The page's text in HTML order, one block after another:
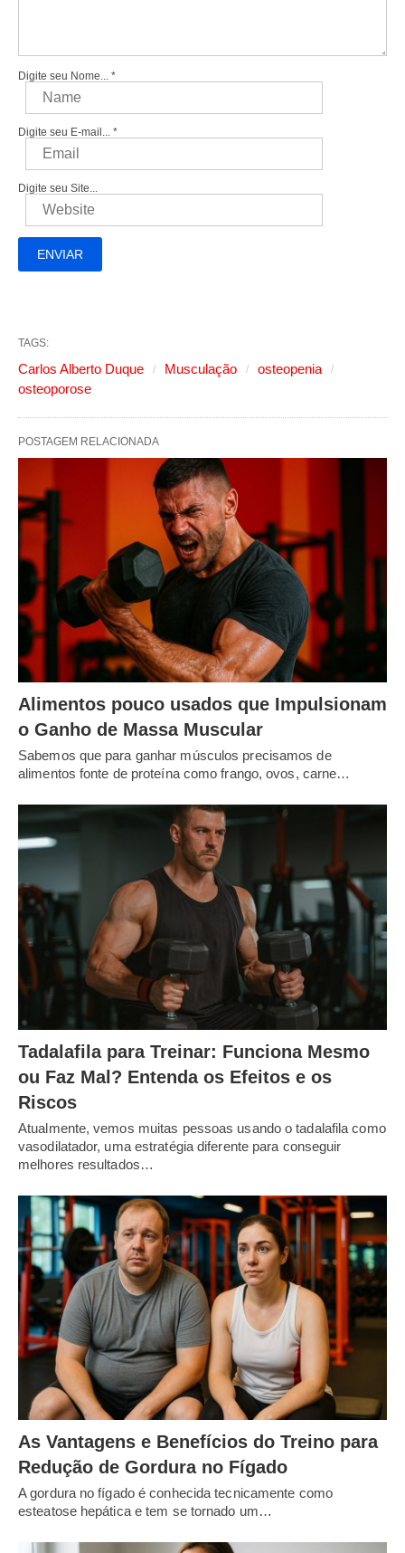
Digite seu Nome... *
Digite seu E-mail... *
Digite seu Site...
TAGS:
Carlos Alberto Duque Musculação
osteopenia
osteoporose
POSTAGEM RELACIONADA
Alimentos pouco usados que Impulsionam
o Ganho de Massa Muscular
Sabemos que para ganhar músculos precisamos de
alimentos fonte de proteína como frango, ovos, carne…
Tadalafila para Treinar: Funciona Mesmo
ou Faz Mal? Entenda os Efeitos e os
Riscos
Atualmente, vemos muitas pessoas usando o tadalafila como
vasodilatador, uma estratégia diferente para conseguir
melhores resultados…
As Vantagens e Benefícios do Treino para
Redução de Gordura no Fígado
A gordura no fígado é conhecida tecnicamente como
esteatose hepática e tem se tornado um…